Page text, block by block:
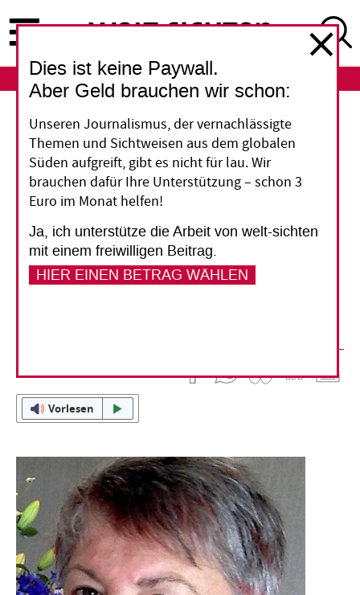
zum
Inhalt
ABO
Hörverlust
Krankheitszeichen früh
erkennen
Damit niemand in eine
Behinderung hineinrutscht, muss die
medizinische Versorgung aufmerksam sein,
Vorlesen
Dies ist keine Paywall.
Aber Geld brauchen wir schon:
Unseren Journalismus, der vernachlässigte
Themen und Sichtweisen aus dem globalen
Süden aufgreift, gibt es nicht für lau. Wir
brauchen dafür Ihre Unterstützung – schon 3
Euro im Monat helfen!
Ja, ich unterstütze die Arbeit von welt-sichten
mit einem freiwilligen Beitrag.
HIER EINEN BETRAG WÄHLEN